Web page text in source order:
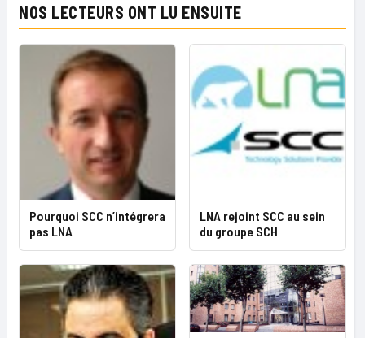
NOS LECTEURS ONT LU ENSUITE
Pourquoi SCC n’intégrera
pas LNA
LNA rejoint SCC au sein
du groupe SCH